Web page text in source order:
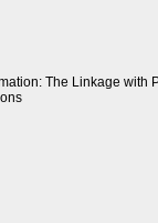
The Linkage with